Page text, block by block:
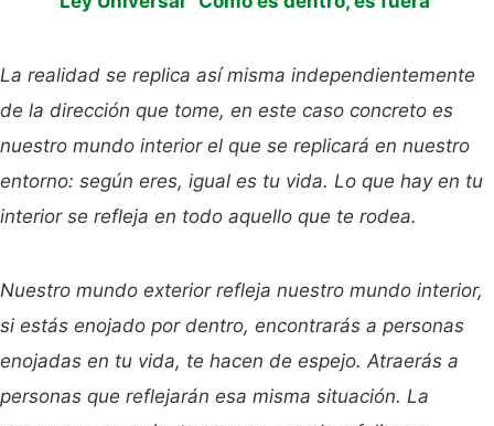
La realidad se replica así misma independientemente
de la dirección que tome, en este caso concreto es
nuestro mundo interior el que se replicará en nuestro
entorno: según eres, igual es tu vida. Lo que hay en tu
interior se refleja en todo aquello que te rodea.
Nuestro mundo exterior refleja nuestro mundo interior,
si estás enojado por dentro, encontrarás a personas
enojadas en tu vida, te hacen de espejo. Atraerás a
personas que reflejarán esa misma situación. La